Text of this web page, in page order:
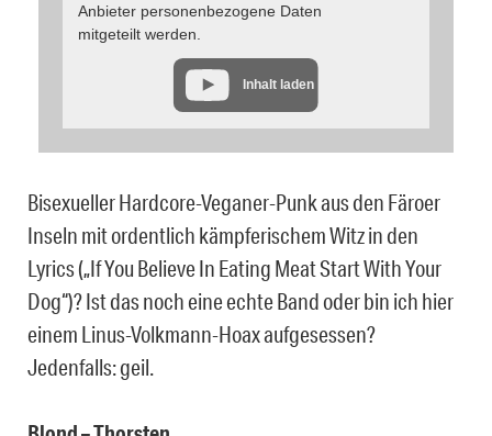
Anbieter personenbezogene Daten
mitgeteilt werden.
Inhalt laden
Bisexueller Hardcore-Veganer-Punk aus den Färoer
Inseln mit ordentlich kämpferischem Witz in den
Lyrics („If You Believe In Eating Meat Start With Your
Dog“)? Ist das noch eine echte Band oder bin ich hier
einem Linus-Volkmann-Hoax aufgesessen?
Jedenfalls: geil.